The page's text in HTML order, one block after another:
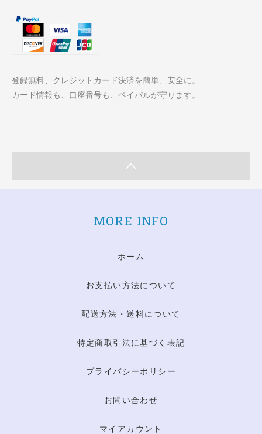
登録無料、クレジットカード決済を簡単、安全に。
カード情報も、口座番号も、ペイパルが守ります。
MORE INFO
ホーム
お支払い方法について
配送方法・送料について
特定商取引法に基づく表記
プライバシーポリシー
お問い合わせ
マイアカウント